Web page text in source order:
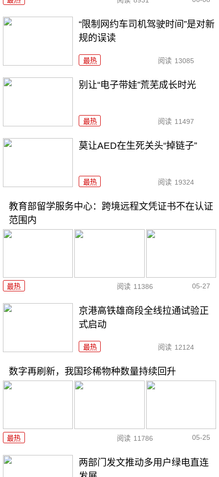
“限制网约车司机驾驶时间”是对新
规的误读
最热 阅读 13085
别让“电子带娃”荒芜成长时光
最热 阅读 11497
莫让AED在生死关头“掉链子”
最热 阅读 19324
教育部留学服务中心：跨境远程文凭证书不在认证
范围内
最热 阅读 11386 05-27
京港高铁雄商段全线拉通试验正
式启动
最热 阅读 12124
数字再刷新，我国珍稀物种数量持续回升
最热 阅读 11786 05-25
两部门发文推动多用户绿电直连